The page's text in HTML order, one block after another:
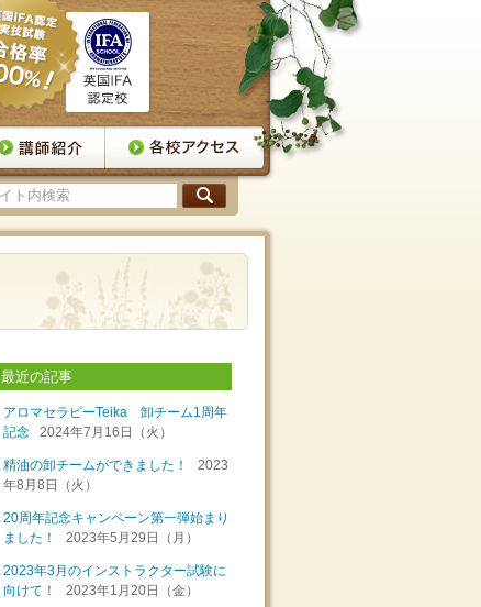
最近の記事
アロマセラピーTeika 卸チーム1周年
記念
2024年7月16日（火）
精油の卸チームができました！
2023
年8月8日（火）
20周年記念キャンペーン第一弾始まり
ました！
2023年5月29日（月）
2023年3月のインストラクター試験に
向けて！
2023年1月20日（金）